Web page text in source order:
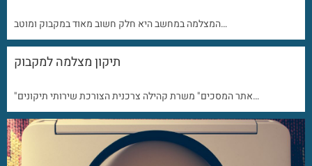
המצלמה במחשב היא חלק חשוב מאוד במקבוק ומוטב…
תיקון מצלמה למקבוק
"אתר המסכים" משרת קהילה צרכנית הצורכת שירותי תיקונים…